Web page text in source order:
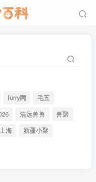
furry网
毛五
清远兽兽
兽聚
上海
新疆小聚